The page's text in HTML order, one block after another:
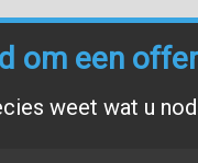
om een
weet wat u